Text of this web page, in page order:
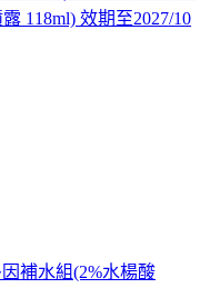
118ml) 效期至2027/10
因補水組(2%水楊酸